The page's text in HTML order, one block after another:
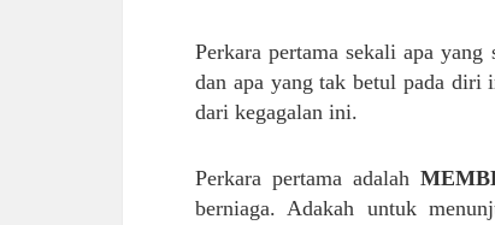
Perkara pertama sekali apa
dan apa yang tak betul pada diri
dari kegagalan ini.
Perkara pertama adalah
berniaga. Adakah untuk